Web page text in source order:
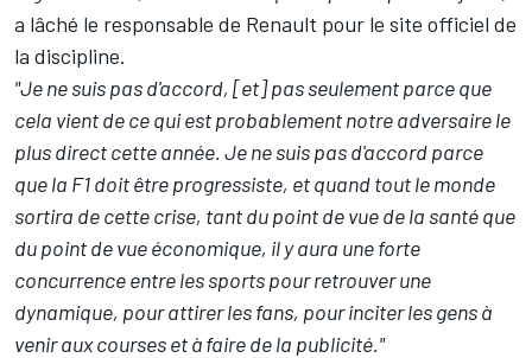
a lâché le responsable de Renault pour le site officiel de
la discipline.
"Je ne suis pas d'accord, [et] pas seulement parce que
cela vient de ce qui est probablement notre adversaire le
plus direct cette année. Je ne suis pas d'accord parce
que la F1 doit être progressiste, et quand tout le monde
sortira de cette crise, tant du point de vue de la santé que
du point de vue économique, il y aura une forte
concurrence entre les sports pour retrouver une
dynamique, pour attirer les fans, pour inciter les gens à
venir aux courses et à faire de la publicité."